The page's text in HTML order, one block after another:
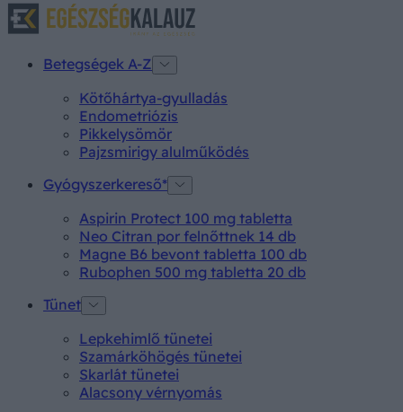
Betegségek A-Z
Kötőhártya-gyulladás
Endometriózis
Pikkelysömör
Pajzsmirigy alulműködés
Gyógyszerkereső*
Aspirin Protect 100 mg tabletta
Neo Citran por felnőttnek 14 db
Magne B6 bevont tabletta 100 db
Rubophen 500 mg tabletta 20 db
Tünet
Lepkehimlő tünetei
Szamárköhögés tünetei
Skarlát tünetei
Alacsony vérnyomás